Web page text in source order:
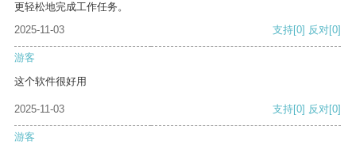
更轻松地完成工作任务。
2025-11-03
支持[0] 反对[0]
游客
这个软件很好用
2025-11-03 支持[0] 反对[0]
游客